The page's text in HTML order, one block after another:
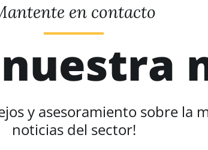
en contacto
y asesoramiento sobre la
noticias del sector!